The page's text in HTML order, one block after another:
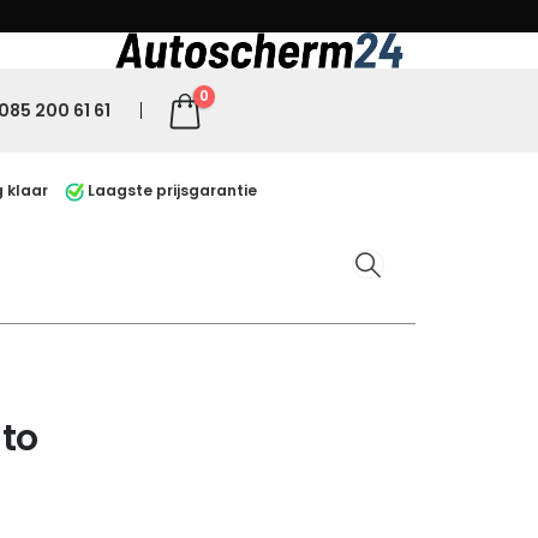
085 200 61 61
0
klaar Laagste prijsgarantie